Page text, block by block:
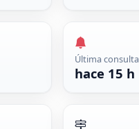
Última consulta
hace 15 h